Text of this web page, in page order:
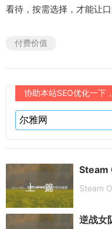
看待，按需选择，才能让
付费价值
协助本站SEO优化一下
上一篇 Steam
逆战女